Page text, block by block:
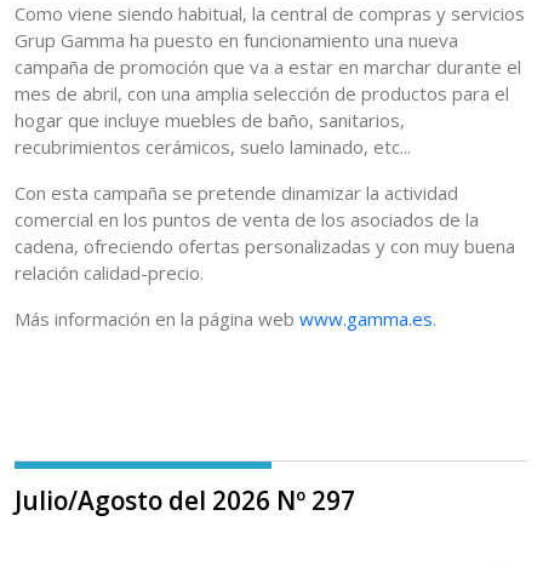
Como viene siendo habitual, la central de compras y servicios
Grup Gamma ha puesto en funcionamiento una nueva
campaña de promoción que va a estar en marchar durante el
mes de abril, con una amplia selección de productos para el
hogar que incluye muebles de baño, sanitarios,
recubrimientos cerámicos, suelo laminado, etc...
Con esta campaña se pretende dinamizar la actividad
comercial en los puntos de venta de los asociados de la
cadena, ofreciendo ofertas personalizadas y con muy buena
relación calidad-precio.
Más información en la página web www.gamma.es.
Julio/Agosto del 2026 Nº 297